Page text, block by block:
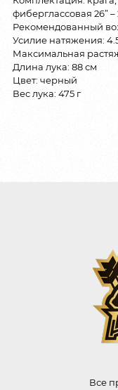
фиберглассовая 26” –
Рекомендованный
Усилие натяжения:
Максимальная
Длина лука: 88 см
Цвет: черный
Вес лука: 475 г
Все